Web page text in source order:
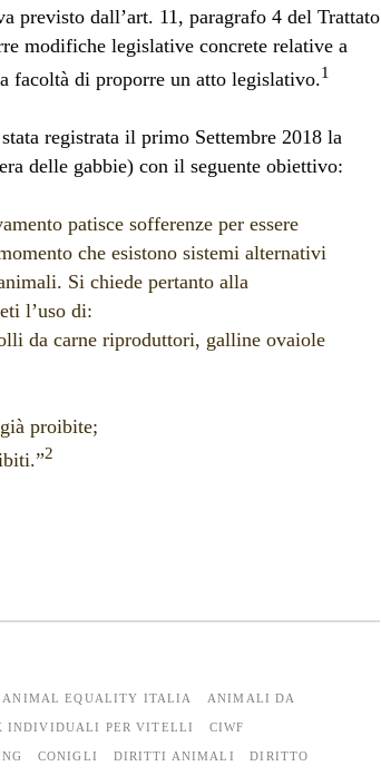
previsto dall’art. 11, paragrafo 4 del Trattato
modifiche legislative concrete relative a
facoltà di proporre un atto legislativo.1
registrata il primo Settembre 2018 la
delle gabbie) con il seguente obiettivo:
patisce sofferenze per essere
che esistono sistemi alternativi
Si chiede pertanto alla
l’uso di:
da carne riproduttori, galline ovaiole
proibite;
2
ANIMAL EQUALITY ITALIA ANIMALI DA
INDIVIDUALI PER VITELLI CIWF
CONIGLI DIRITTI ANIMALI DIRITTO